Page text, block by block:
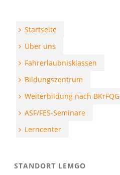
Startseite
Über uns
Fahrerlaubnisklassen
Bildungszentrum
Weiterbildung nach BKrFQG
ASF/FES-Seminare
Lerncenter
STANDORT LEMGO